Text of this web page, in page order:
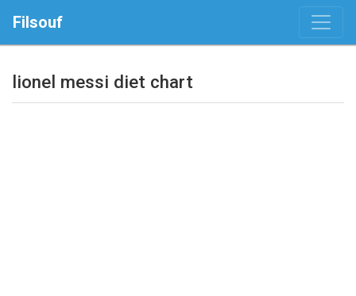
Filsouf
lionel messi diet chart